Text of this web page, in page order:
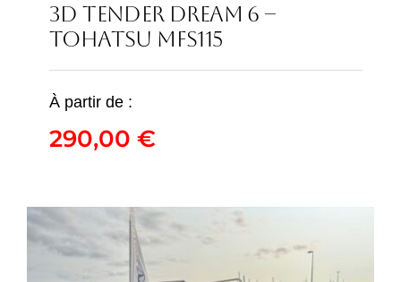
3D TENDER DREAM 6 –
TOHATSU MFS115
3D TENDER DREAM 6 –
TOHATSU MFS115
À partir de :
290,00 €